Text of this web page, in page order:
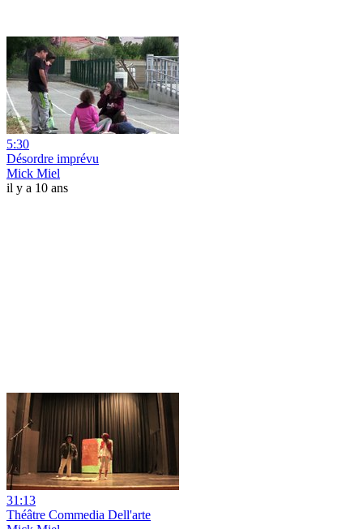
5:30
Désordre imprévu
Mick Miel
il y a 10 ans
31:13
Théâtre Commedia Dell'arte